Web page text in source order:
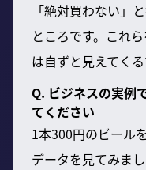
「絶対買わない」
ところです。これ
は自ずと見えてくる
Q. ビジネスの実例
てください
1本300円のビール
データを見てみまし